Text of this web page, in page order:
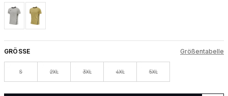
GRÖSSE Größentabelle
S 2XL 3XL 4XL 5XL